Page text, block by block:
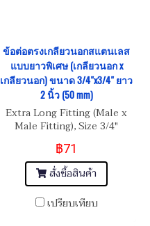
ข้อต่อตรงเกลียวนอกสแตนเลส
แบบยาวพิเศษ (เกลียวนอก x
เกลียวนอก) ขนาด 3/4"x3/4" ยาว
2 นิ้ว (50 mm)
Extra Long Fitting (Male x
Male Fitting), Size 3/4"
BSPT-14 Length 2"
฿71
สั่งซื้อสินค้า
เปรียบเทียบ